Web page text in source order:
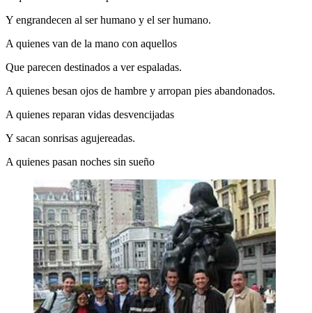
Y engrandecen al ser humano y el ser humano.
A quienes van de la mano con aquellos
Que parecen destinados a ver espaladas.
A quienes besan ojos de hambre y arropan pies abandonados.
A quienes reparan vidas desvencijadas
Y sacan sonrisas agujereadas.
A quienes pasan noches sin sueño